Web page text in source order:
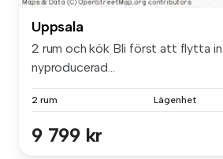
Uppsala
2 rum och kök Bli först att flytta in
nyproducerad...
2 rum Lägenhet
9 799 kr